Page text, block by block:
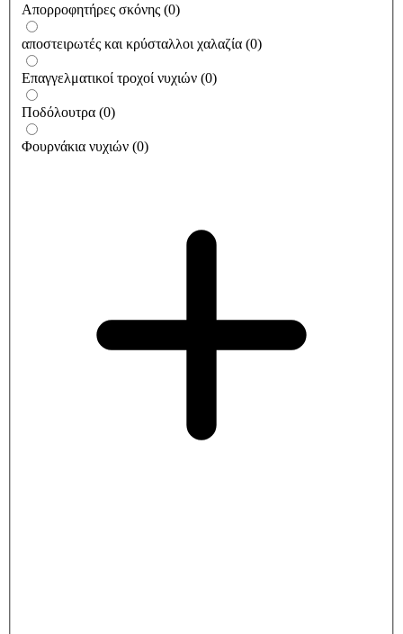
Απορροφητήρες σκόνης (0)
αποστειρωτές και κρύσταλλοι χαλαζία (0)
Επαγγελματικοί τροχοί νυχιών (0)
Ποδόλουτρα (0)
Φουρνάκια νυχιών (0)